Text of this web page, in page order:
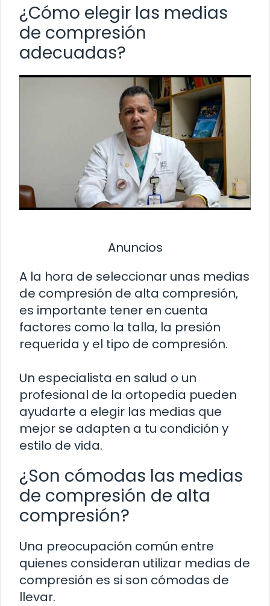
¿Cómo elegir las medias
de compresión
adecuadas?
Anuncios
A la hora de seleccionar unas medias
de compresión de alta compresión,
es importante tener en cuenta
factores como la talla, la presión
requerida y el tipo de compresión.
Un especialista en salud o un
profesional de la ortopedia pueden
ayudarte a elegir las medias que
mejor se adapten a tu condición y
estilo de vida.
¿Son cómodas las medias
de compresión de alta
compresión?
Una preocupación común entre
quienes consideran utilizar medias de
compresión es si son cómodas de
llevar.